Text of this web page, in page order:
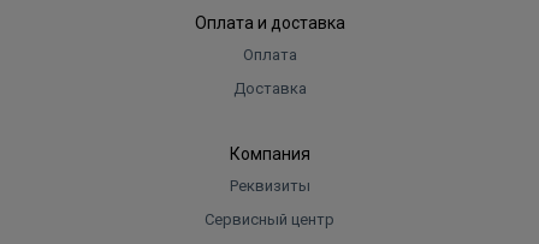
Оплата и доставка
Оплата
Доставка
Компания
Реквизиты
Сервисный центр